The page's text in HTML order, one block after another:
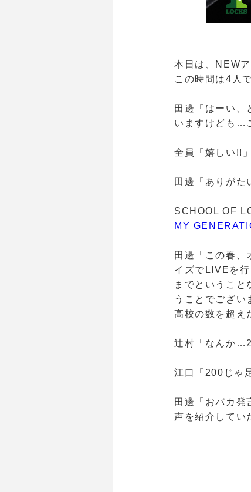
本日は、NEW
この時間は4人
田邊
「はーい
いますけども…
全員 「嬉しい!!」
田邊 「ありが
SCHOOL OF
MY
田邊
「この春
イズでLIVEを
までというこ
うことでござ
高校の数を超え
辻村 「なんか
江口 「200じゃ
田邊
「おバカ
声を紹介してい